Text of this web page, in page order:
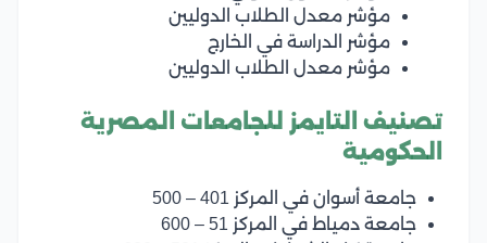
مؤشر معدل الطلاب الدوليين
مؤشر الدراسة في الخارج
مؤشر معدل الطلاب الدوليين
تصنيف التايمز للجامعات المصرية
الحكومية
جامعة أسوان في المركز 401 – 500
جامعة دمياط في المركز 51 – 600